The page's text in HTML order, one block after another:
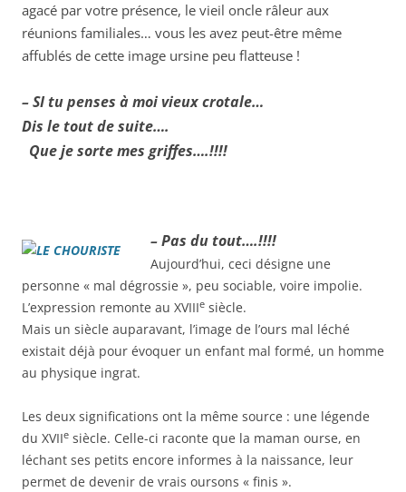
agacé par votre présence, le vieil oncle râleur aux
réunions familiales… vous les avez peut-être même
affublés de cette image ursine peu flatteuse !
– SI tu penses à moi vieux crotale…
Dis le tout de suite….
Que je sorte mes griffes….!!!!
– Pas du tout….!!!!
Aujourd’hui, ceci désigne une
personne « mal dégrossie », peu sociable, voire impolie.
L’expression remonte au XVIIIe siècle.
Mais un siècle auparavant, l’image de l’ours mal léché
existait déjà pour évoquer un enfant mal formé, un homme
au physique ingrat.
Les deux significations ont la même source : une légende
du XVIIe siècle. Celle-ci raconte que la maman ourse, en
léchant ses petits encore informes à la naissance, leur
permet de devenir de vrais oursons « finis ».